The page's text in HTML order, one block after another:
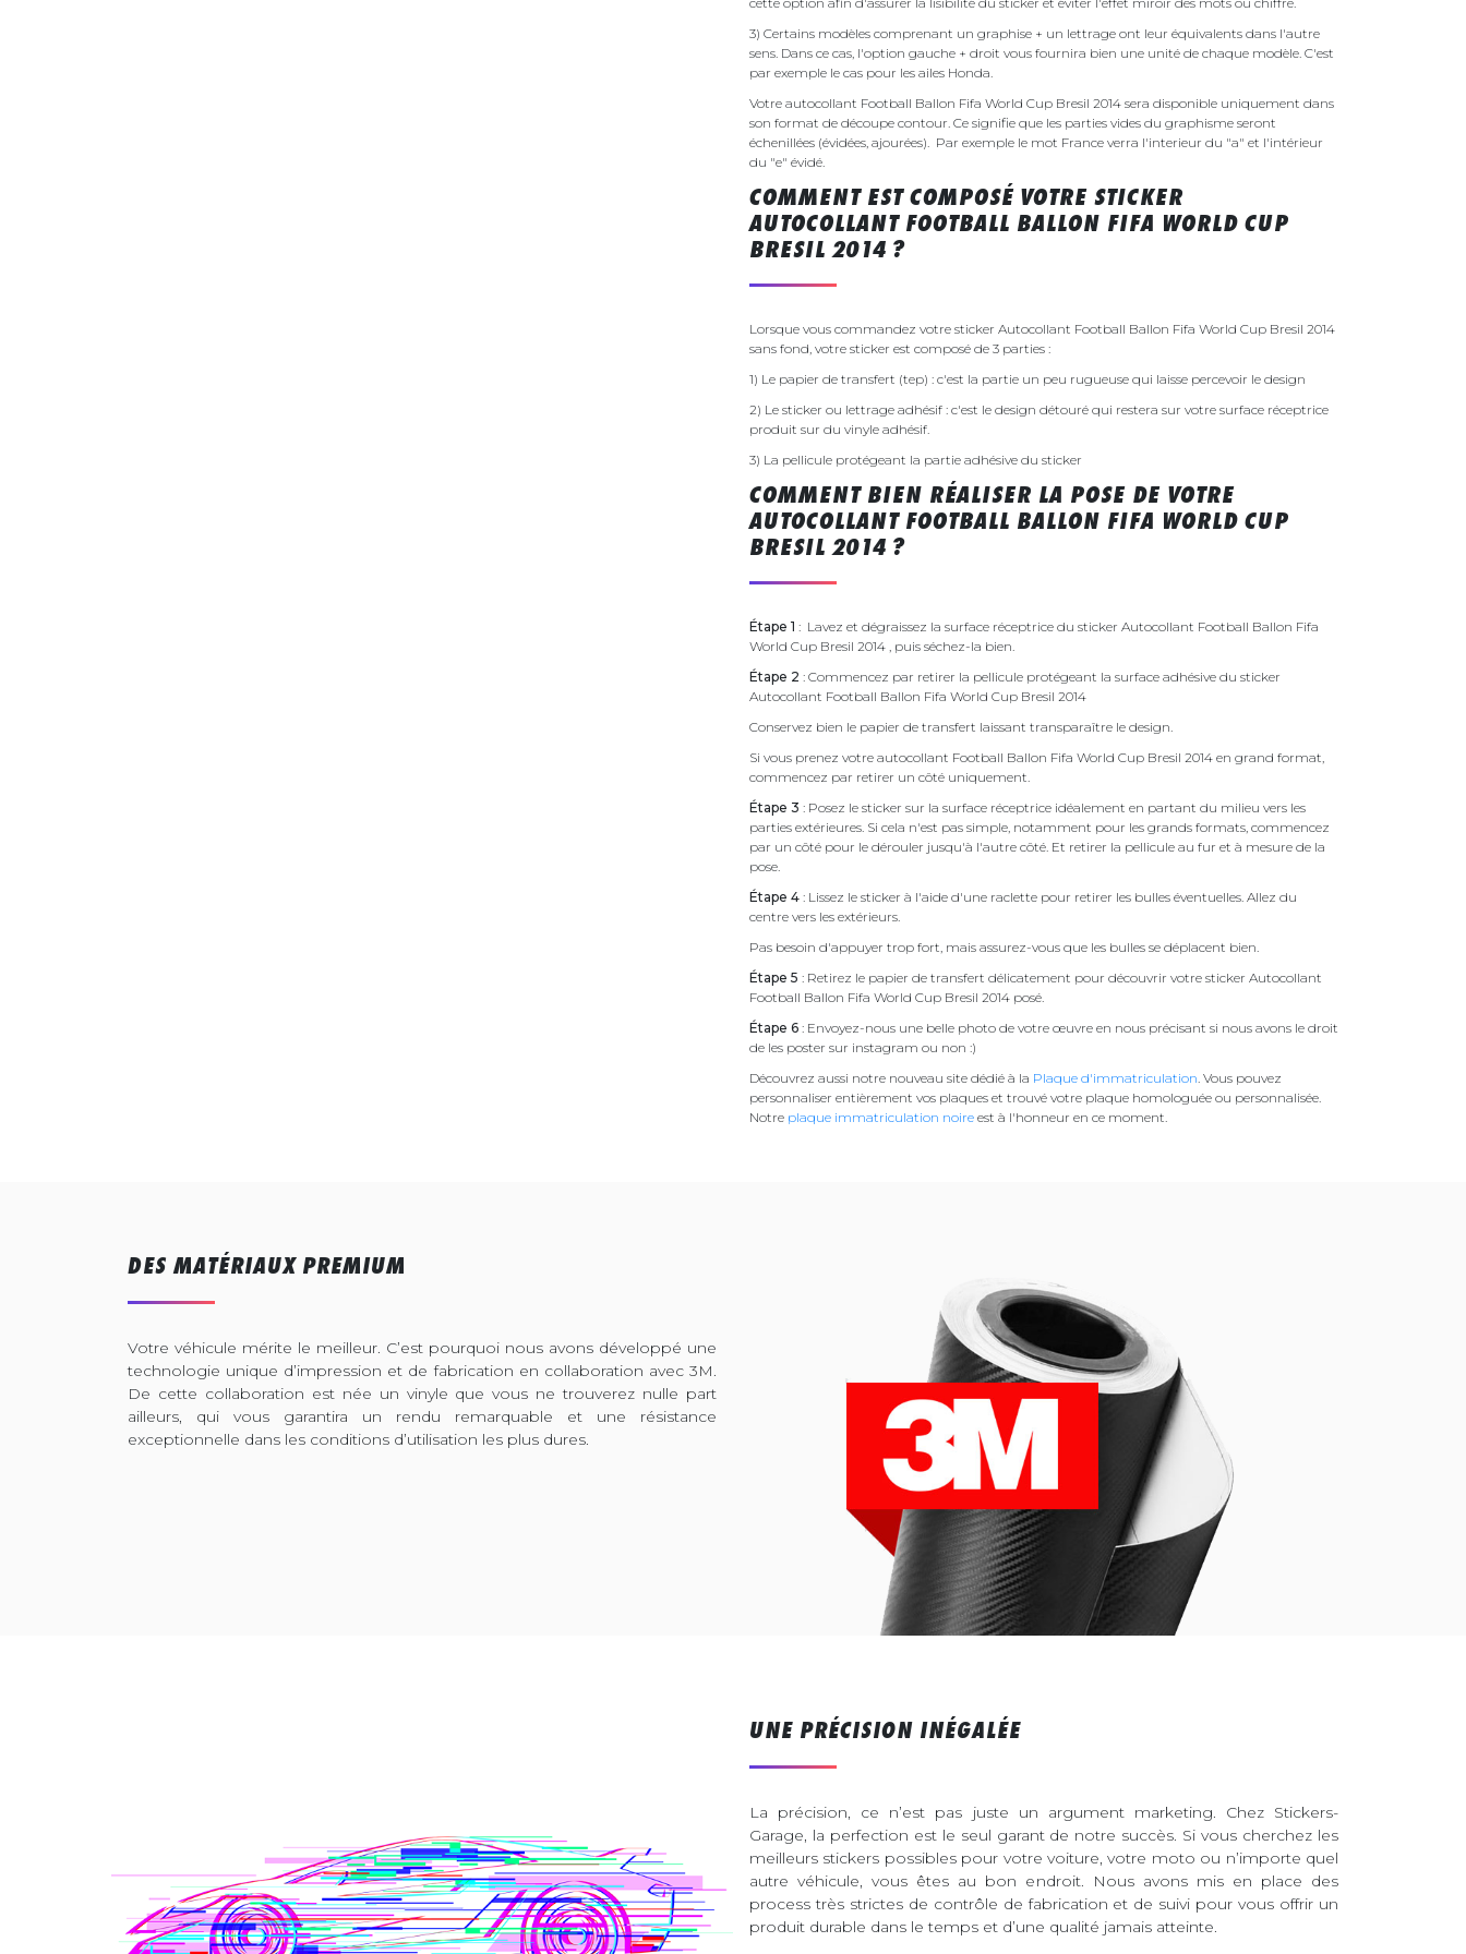
3) Certains modèles comprenant un graphise + un lettrage ont leur équivalents dans l'autre
sens. Dans ce cas, l'option gauche + droit vous fournira bien une unité de chaque modèle. C'est
par exemple le cas pour les ailes Honda.
Votre autocollant Football Ballon Fifa World Cup Bresil 2014 sera disponible uniquement dans
son format de découpe contour. Ce signifie que les parties vides du graphisme seront
échenillées (évidées, ajourées). Par exemple le mot France verra l'interieur du "a" et l'intérieur
du "e" évidé.
COMMENT EST COMPOSÉ VOTRE STICKER
AUTOCOLLANT FOOTBALL BALLON FIFA WORLD CUP
BRESIL 2014 ?
Lorsque vous commandez votre sticker Autocollant Football Ballon Fifa World Cup Bresil 2014
sans fond, votre sticker est composé de 3 parties :
1) Le papier de transfert (tep) : c'est la partie un peu rugueuse qui laisse percevoir le design
2) Le sticker ou lettrage adhésif : c'est le design détouré qui restera sur votre surface réceptrice
produit sur du vinyle adhésif.
3) La pellicule protégeant la partie adhésive du sticker
COMMENT BIEN RÉALISER LA POSE DE VOTRE
AUTOCOLLANT FOOTBALL BALLON FIFA WORLD CUP
BRESIL 2014 ?
Étape 1 : Lavez et dégraissez la surface réceptrice du sticker Autocollant Football Ballon Fifa
World Cup Bresil 2014 , puis séchez-la bien.
Étape 2 : Commencez par retirer la pellicule protégeant la surface adhésive du sticker
Autocollant Football Ballon Fifa World Cup Bresil 2014
Conservez bien le papier de transfert laissant transparaître le design.
Si vous prenez votre autocollant Football Ballon Fifa World Cup Bresil 2014 en grand format,
commencez par retirer un côté uniquement.
Étape 3 : Posez le sticker sur la surface réceptrice idéalement en partant du milieu vers les
parties extérieures. Si cela n'est pas simple, notamment pour les grands formats, commencez
par un côté pour le dérouler jusqu'à l'autre côté. Et retirer la pellicule au fur et à mesure de la
pose.
Étape 4 : Lissez le sticker à l'aide d'une raclette pour retirer les bulles éventuelles. Allez du
centre vers les extérieurs.
Pas besoin d'appuyer trop fort, mais assurez-vous que les bulles se déplacent bien.
Étape 5 : Retirez le papier de transfert délicatement pour découvrir votre sticker Autocollant
Football Ballon Fifa World Cup Bresil 2014 posé.
Étape 6 : Envoyez-nous une belle photo de votre œuvre en nous précisant si nous avons le droit
de les poster sur instagram ou non :)
Découvrez aussi notre nouveau site dédié à la Plaque d'immatriculation . Vous pouvez
personnaliser entièrement vos plaques et trouvé votre plaque homologuée ou personnalisée.
Notre plaque immatriculation noire est à l'honneur en ce moment.
DES MATÉRIAUX PREMIUM
Votre véhicule mérite le meilleur. C’est pourquoi nous avons développé une
technologie unique d’impression et de fabrication en collaboration avec 3M.
De cette collaboration est née un vinyle que vous ne trouverez nulle part
ailleurs, qui vous garantira un rendu remarquable et une résistance
exceptionnelle dans les conditions d’utilisation les plus dures.
UNE PRÉCISION INÉGALÉE
La précision, ce n’est pas juste un argument marketing. Chez Stickers-
Garage, la perfection est le seul garant de notre succès. Si vous cherchez les
meilleurs stickers possibles pour votre voiture, votre moto ou n’importe quel
autre véhicule, vous êtes au bon endroit. Nous avons mis en place des
process très strictes de contrôle de fabrication et de suivi pour vous offrir un
produit durable dans le temps et d’une qualité jamais atteinte.